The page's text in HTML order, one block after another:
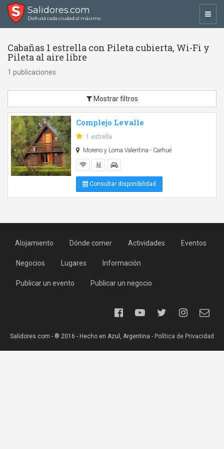
Salidores.com
Disfrutá cada ciudad al máximo
Cabañas 1 estrella con Pileta cubierta, Wi-Fi y
Pileta al aire libre
1 publicaciones
Mostrar filtros
Complejo Levalle
1 estrella
Moreno y Loma Valentina - Carhué
Consultar disponibilidad
Alojamiento Dónde comer Actividades Eventos
Negocios Lugares Información
Publicar un evento Publicar un negocio
Salidores.com - ® 2016 - Hecho en Azul, Argentina - Política de Privacidad